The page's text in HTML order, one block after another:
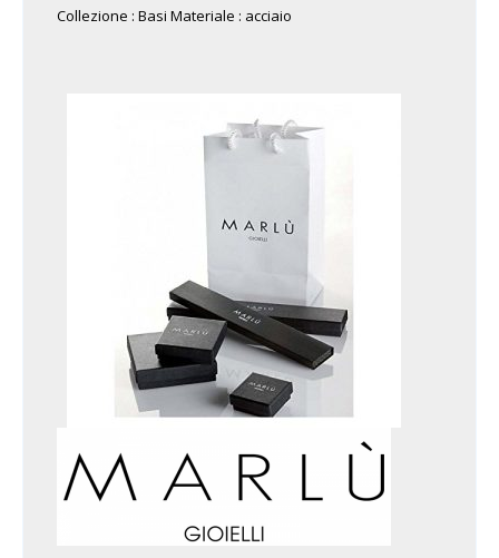
Collezione : Basi Materiale : acciaio